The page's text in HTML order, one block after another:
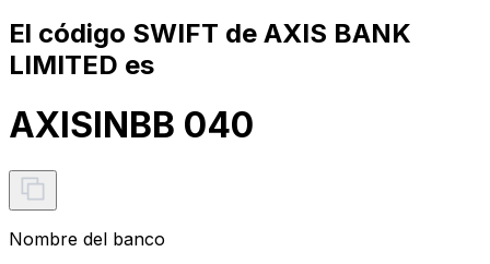
El código SWIFT de AXIS BANK
LIMITED es
AXISINBB 040
Nombre del banco